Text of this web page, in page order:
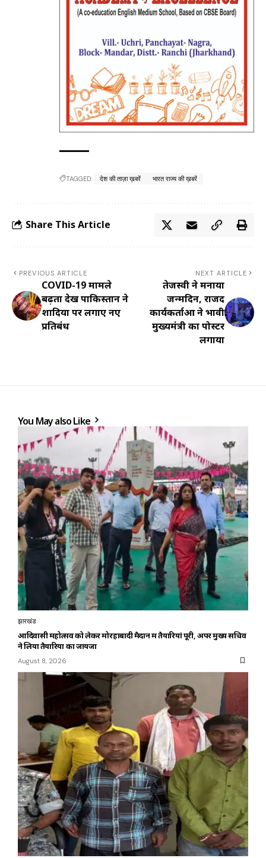
TAGGED: देश की ताज़ा ख़बरें भारत राज्य की ख़बरें
Share This Article
PREVIOUS ARTICLE
COVID-19 मामले
बढ़ता देख पाकिस्तान ने
शादियों पर लगाए नए
प्रतिबंध
NEXT ARTICLE
तेजस्वी ने मनाया
जन्मदिन, राजद
कार्यकर्ताओं ने भावी
मुख्यमंत्री का पोस्टर
लगाया
You May also Like
झारखंड
आदिवासी महोत्सव को लेकर मोरहाबादी मैदान में तैयारियां पूरी, अपर मुख्य सचिव
ने लिया तैयारियों का जायजा
August 8, 2026